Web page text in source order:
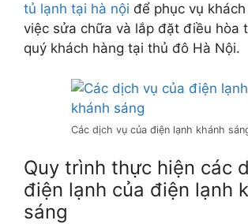
tủ lạnh tại hà nội để phục vụ
việc sửa chữa và lắp đặt điều hòa
quý khách hàng tại thủ đô Hà Nội.
Các dịch vụ của điện lạnh khánh
Quy trình thực hiện các
điện lạnh của điện lạnh
sáng